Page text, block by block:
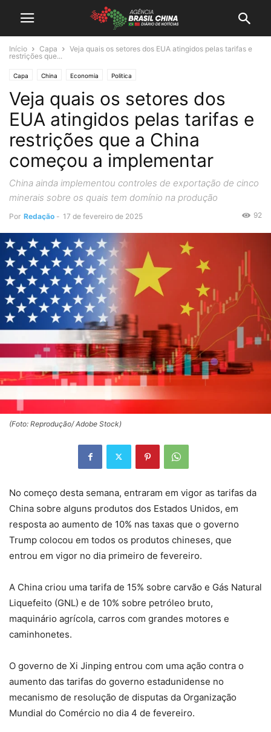
Início Capa
Veja quais os setores dos EUA atingidos pelas tarifas e
restrições que...
Capa China Economia Politica
Veja quais os setores dos
EUA atingidos pelas tarifas e
restrições que a China
começou a implementar
China ainda implementou controles de exportação de cinco
minerais sobre os quais tem domínio na produção
Por Redação - 17 de fevereiro de 2025 92
(Foto: Reprodução/ Adobe Stock)
No começo desta semana, entraram em vigor as tarifas da
China sobre alguns produtos dos Estados Unidos, em
resposta ao aumento de 10% nas taxas que o governo
Trump colocou em todos os produtos chineses, que
entrou em vigor no dia primeiro de fevereiro.
A China criou uma tarifa de 15% sobre carvão e Gás Natural
Liquefeito (GNL) e de 10% sobre petróleo bruto,
maquinário agrícola, carros com grandes motores e
caminhonetes.
O governo de Xi Jinping entrou com uma ação contra o
aumento das tarifas do governo estadunidense no
mecanismo de resolução de disputas da Organização
Mundial do Comércio no dia 4 de fevereiro.